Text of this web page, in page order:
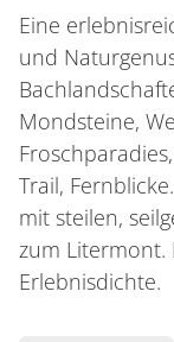
Eine
und
Mondsteine,
Trail,
mit steilen,
zum Litermont.
Erlebnisdichte.